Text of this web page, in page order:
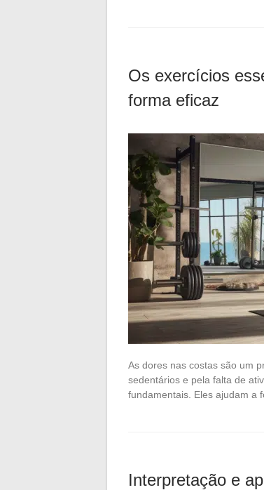
Os exercícios
forma eficaz
As dores nas costas são um
sedentários e pela falta de
fundamentais. Eles ajudam a
Interpretação e